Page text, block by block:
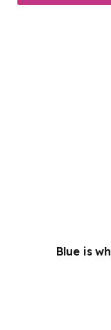
Blue is